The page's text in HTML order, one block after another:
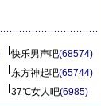
快乐男声吧(68574)
东方神起吧(65744)
37℃女人吧(6985)